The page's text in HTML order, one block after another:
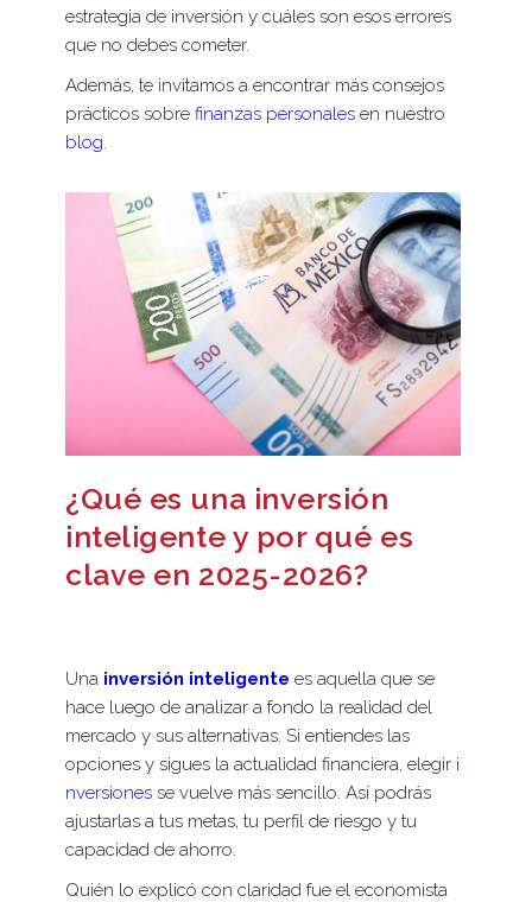
estrategia de inversión y cuáles son esos errores
que no debes cometer.
Además, te invitamos a encontrar más consejos
prácticos sobre finanzas personales en nuestro
blog.
¿Qué es una inversión
inteligente y por qué es
clave en 2025-2026?
Una inversión inteligente es aquella que se
hace luego de analizar a fondo la realidad del
mercado y sus alternativas. Si entiendes las
opciones y sigues la actualidad financiera, elegir i
nversiones se vuelve más sencillo. Así podrás
ajustarlas a tus metas, tu perfil de riesgo y tu
capacidad de ahorro.
Quién lo explicó con claridad fue el economista